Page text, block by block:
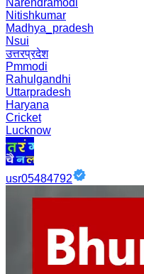
Narendramodi
Nitishkumar
Madhya_pradesh
Nsui
उत्तरप्रदेश
Pmmodi
Rahulgandhi
Uttarpradesh
Haryana
Cricket
Lucknow
usr05484792